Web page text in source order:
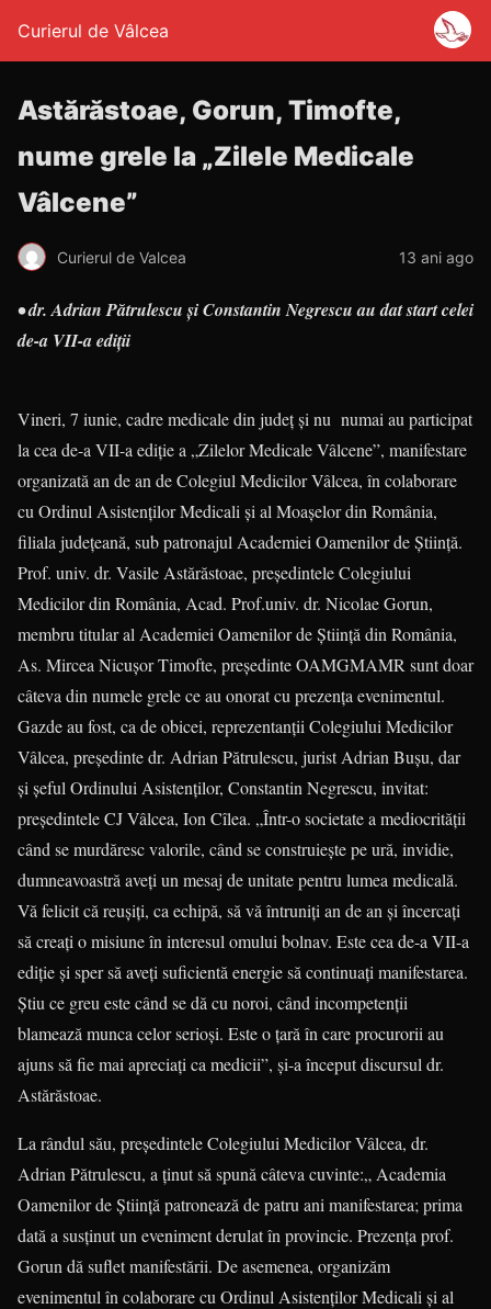
Curierul de Vâlcea
Astărăstoae, Gorun, Timofte,
nume grele la „Zilele Medicale
Vâlcene”
Curierul de Valcea 13 ani ago
• dr. Adrian Pătrulescu și Constantin Negrescuau dat start celei
de-a VII-a ediții
Vineri, 7 iunie, cadre medicale din județ și nu numai au participat
la cea de-a VII-a ediție a „Zilelor Medicale Vâlcene”, manifestare
organizată an de an de Colegiul Medicilor Vâlcea, în colaborare
cu Ordinul Asistenților Medicali și al Moașelor din România,
filiala județeană, sub patronajul Academiei Oamenilor de Știință.
Prof. univ. dr. Vasile Astărăstoae, președintele Colegiului
Medicilor din România, Acad. Prof.univ. dr. Nicolae Gorun,
membru titular al Academiei Oamenilor de Știință din România,
As. Mircea Nicușor Timofte, președinte OAMGMAMR sunt doar
câteva din numele grele ce au onorat cu prezența evenimentul.
Gazde au fost, ca de obicei, reprezentanții Colegiului Medicilor
Vâlcea, președinte dr. Adrian Pătrulescu, jurist Adrian Bușu, dar
și șeful Ordinului Asistenților, Constantin Negrescu, invitat:
președintele CJ Vâlcea, Ion Cîlea. „Într-o societate a mediocrității
când se murdăresc valorile, când se construiește pe ură, invidie,
dumneavoastră aveți un mesaj de unitate pentru lumea medicală.
Vă felicit că reușiți, ca echipă, să vă întruniți an de an și încercați
să creați o misiune în interesul omului bolnav. Este cea de-a VII-a
ediție și sper să aveți suficientă energie să continuați manifestarea.
Știu ce greu este când se dă cu noroi, când incompetenții
blamează munca celor serioși. Este o țară în care procurorii au
ajuns să fie mai apreciați ca medicii”, și-a început discursul dr.
Astărăstoae.
La rândul său, președintele Colegiului Medicilor Vâlcea, dr.
Adrian Pătrulescu, a ținut să spună câteva cuvinte:„ Academia
Oamenilor de Știință patronează de patru ani manifestarea; prima
dată a susținut un eveniment derulat în provincie. Prezența prof.
Gorun dă suflet manifestării. De asemenea, organizăm
evenimentul în colaborare cu Ordinul Asistenților Medicali și al